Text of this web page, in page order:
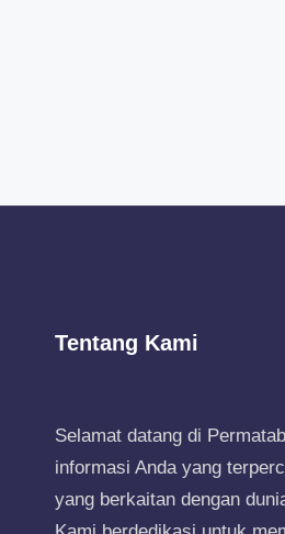
Tentang Kami
Selamat datang di
informasi Anda yang
yang berkaitan dengan